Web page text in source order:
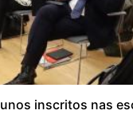
inscritos nas